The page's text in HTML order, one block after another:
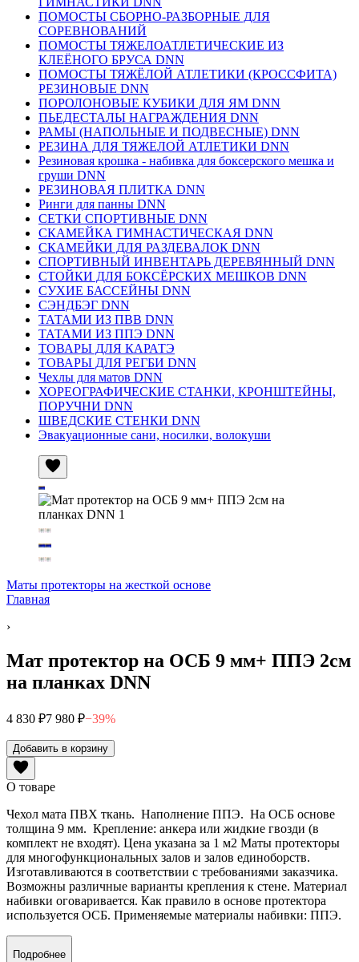
ПОМОСТЫ СБОРНО-РАЗБОРНЫЕ ДЛЯ
СОРЕВНОВАНИЙ
ПОМОСТЫ ТЯЖЕЛОАТЛЕТИЧЕСКИЕ ИЗ
КЛЕЁНОГО БРУСА DNN
ПОМОСТЫ ТЯЖЁЛОЙ АТЛЕТИКИ (КРОССФИТА)
РЕЗИНОВЫЕ DNN
ПОРОЛОНОВЫЕ КУБИКИ ДЛЯ ЯМ DNN
ПЬЕДЕСТАЛЫ НАГРАЖДЕНИЯ DNN
РАМЫ (НАПОЛЬНЫЕ И ПОДВЕСНЫЕ) DNN
РЕЗИНА ДЛЯ ТЯЖЕЛОЙ АТЛЕТИКИ DNN
Резиновая крошка - набивка для боксерского мешка и
груши DNN
РЕЗИНОВАЯ ПЛИТКА DNN
Ринги для панны DNN
СЕТКИ СПОРТИВНЫЕ DNN
СКАМЕЙКА ГИМНАСТИЧЕСКАЯ DNN
СКАМЕЙКИ ДЛЯ РАЗДЕВАЛОК DNN
СПОРТИВНЫЙ ИНВЕНТАРЬ ДЕРЕВЯННЫЙ DNN
СТОЙКИ ДЛЯ БОКСЁРСКИХ МЕШКОВ DNN
СУХИЕ БАССЕЙНЫ DNN
СЭНДБЭГ DNN
ТАТАМИ ИЗ ПВВ DNN
ТАТАМИ ИЗ ППЭ DNN
ТОВАРЫ ДЛЯ КАРАТЭ
ТОВАРЫ ДЛЯ РЕГБИ DNN
Чехлы для матов DNN
ХОРЕОГРАФИЧЕСКИЕ СТАНКИ, КРОНШТЕЙНЫ,
ПОРУЧНИ DNN
ШВЕДСКИЕ СТЕНКИ DNN
Эвакуационные сани, носилки, волокуши
Маты протекторы на жесткой основе
Главная
›
Мат протектор на ОСБ 9 мм+ ППЭ 2см
на планках DNN
4 830 ₽7 980 ₽−39%
Добавить в корзину
О товаре
Чехол мата ПВХ ткань. Наполнение ППЭ. На ОСБ основе
толщина 9 мм. Крепление: анкера или жидкие гвозди (в
комплект не входят). Цена указана за 1 м2 Маты протекторы
для многофункциональных залов и залов единоборств.
Изготавливаются в соответствии с требованиями заказчика.
Возможны различные варианты крепления к стене. Материал
набивки оговаривается. Как правило в основе протектора
используется ОСБ. Применяемые материалы набивки: ППЭ.
Подробнее